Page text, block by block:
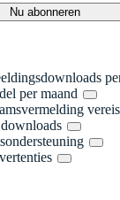
Nu abonneren
per maand